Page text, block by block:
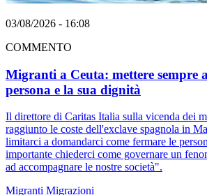
03/08/2026 - 16:08
COMMENTO
Migranti a Ceuta: mettere sempre
persona e la sua dignità
Il direttore di Caritas Italia sulla vicenda dei
raggiunto le coste dell'exclave spagnola in
limitarci a domandarci come fermare le
importante chiederci come governare un
ad accompagnare le nostre società".
Migranti Migrazioni